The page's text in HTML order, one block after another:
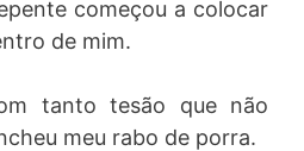
começou a colocar
de mim.
tanto tesão que não
meu rabo de porra.